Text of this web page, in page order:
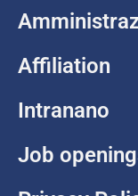
Affiliation
Intranano
Job